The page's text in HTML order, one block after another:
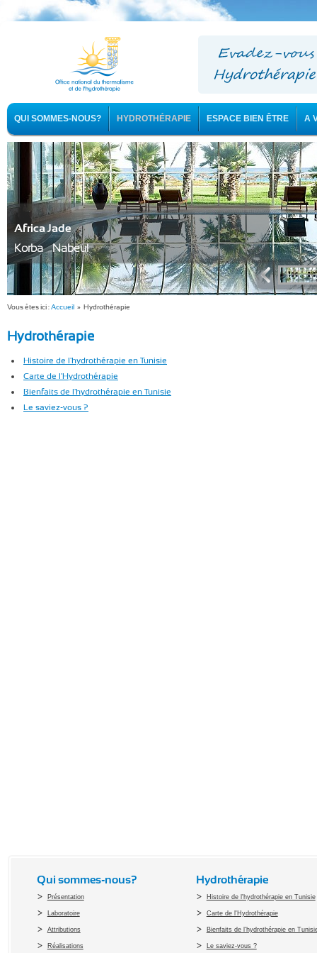
QUI SOMMES-NOUS? HYDROTHÉRAPIE ESPACE BIEN ÊTRE A
Africa Jade
Korba - Nabeul
Vous êtes ici :Accueil » Hydrothérapie
Hydrothérapie
Histoire de l'hydrothérapie en Tunisie
Carte de l'Hydrothérapie
Bienfaits de l'hydrothérapie en Tunisie
Le saviez-vous ?
Qui sommes-nous?
Présentation
Laboratoire
Attributions
Réalisations
Hydrothérapie
Histoire de l'hydrothérapie en Tunisie
Carte de l'Hydrothérapie
Bienfaits de l'hydrothérapie en
Le saviez-vous ?